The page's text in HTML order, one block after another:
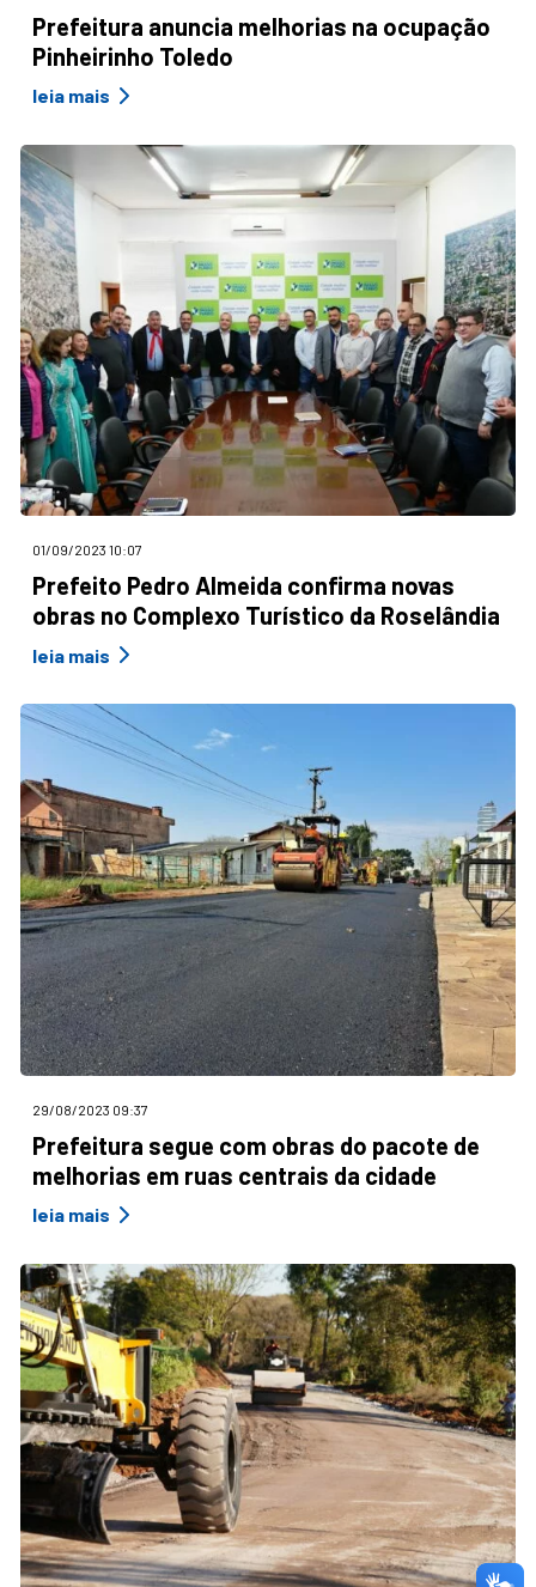
Prefeitura anuncia melhorias na ocupação
Pinheirinho Toledo
leia mais
01/09/2023 10:07
Prefeito Pedro Almeida confirma novas
obras no Complexo Turístico da Roselândia
leia mais
29/08/2023 09:37
Prefeitura segue com obras do pacote de
melhorias em ruas centrais da cidade
leia mais